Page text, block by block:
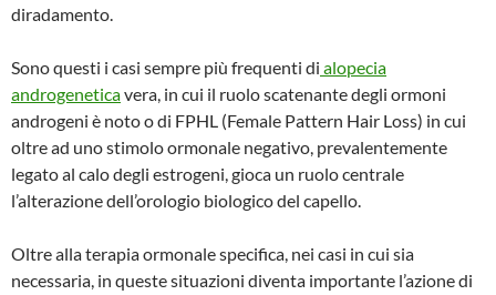
diradamento.
Sono questi i casi sempre più frequenti di alopecia
androgeneticavera, in cui il ruolo scatenante degli ormoni
androgeni è noto o di FPHL (Female Pattern Hair Loss) in cui
oltre ad uno stimolo ormonale negativo, prevalentemente
legato al calo degli estrogeni, gioca un ruolo centrale
l’alterazione dell’orologio biologico del capello.
Oltre alla terapia ormonale specifica, nei casi in cui sia
necessaria, in queste situazioni diventa importante l’azione di